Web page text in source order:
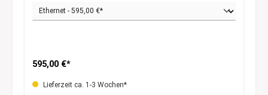
595,00 €*
Lieferzeit ca. 1-3 Wochen*